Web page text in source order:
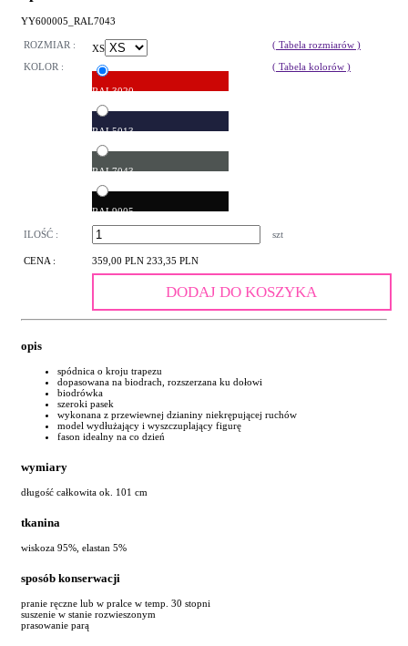
YY600005_RAL7043
ROZMIAR : XS
( Tabela rozmiarów )
KOLOR :
RAL3020
RAL5013
RAL7043
RAL9005
( Tabela kolorów )
ILOŚĆ : szt
CENA : 359,00 PLN 233,35 PLN
DODAJ DO KOSZYKA
opis
spódnica o kroju trapezu
dopasowana na biodrach, rozszerzana ku dołowi
biodrówka
szeroki pasek
wykonana z przewiewnej dzianiny niekrępującej ruchów
model wydłużający i wyszczuplający figurę
fason idealny na co dzień
wymiary
długość całkowita ok. 101 cm
tkanina
wiskoza 95%, elastan 5%
sposób konserwacji
pranie ręczne lub w pralce w temp. 30 stopni
suszenie w stanie rozwieszonym
prasowanie parą